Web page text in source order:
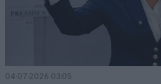
04·07·2026 03:05